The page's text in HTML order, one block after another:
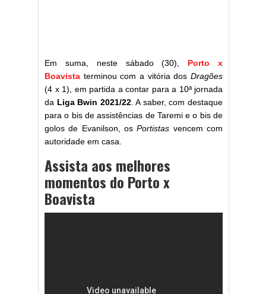
Em suma, neste sábado (30), Porto x
Boavista terminou com a vitória dosDragões
(4 x 1), em partida a contar para a 10ª jornada
da Liga Bwin 2021/22. A saber, com destaque
para o bis de assistências de Taremi e o bis de
golos de Evanilson, osPortistas vencem com
autoridade em casa.
Assista aos melhores
momentos do Porto x
Boavista